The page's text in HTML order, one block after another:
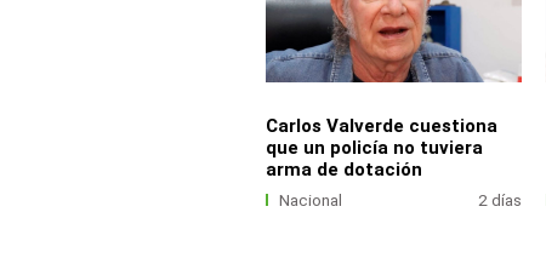
Carlos Valverde cuestiona
que un policía no tuviera
arma de dotación
Nacional 2 días